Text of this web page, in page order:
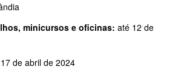
minicursos e oficinas: até 12 de
de abril de 2024